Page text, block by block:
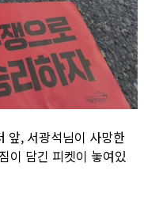
, 서광석님이 사망한
이 담긴 피켓이 놓여있